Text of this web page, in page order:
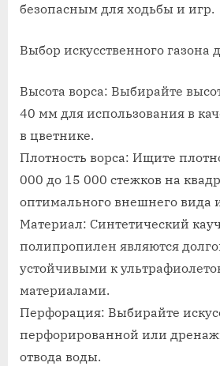
безопасным для ходьбы и игр.
Выбор искусственного газона
Высота ворса: Выбирайте
40 мм для использования в
в цветнике.
Плотность ворса: Ищите
000 до 15 000 стежков на
оптимального внешнего вида
Материал: Синтетический
полипропилен являются
устойчивыми к
материалами.
Перфорация: Выбирайте
перфорированной или
отвода воды.